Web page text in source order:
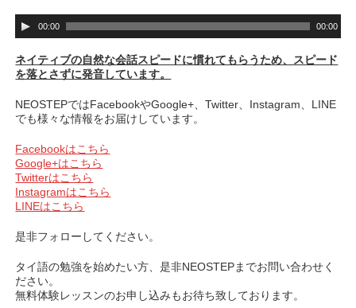
音
声
レ
ー
ー
00:00 00:00
ネイティブの自然な会話スピードに慣れてもらうため、スピード
を落とさずに発音しています。
NEOSTEPではFacebookやGoogle+、Twitter、Instagram、LINE
でも様々な情報をお届けしています。
Facebookはこちら
Google+はこちら
Twitterはこちら
Instagramはこちら
LINEはこちら
是非フォローしてください。
タイ語の勉強を始めたい方、是非NEOSTEPまでお問い合わせく
ださい。
無料体験レッスンのお申し込みもお待ち致しております。